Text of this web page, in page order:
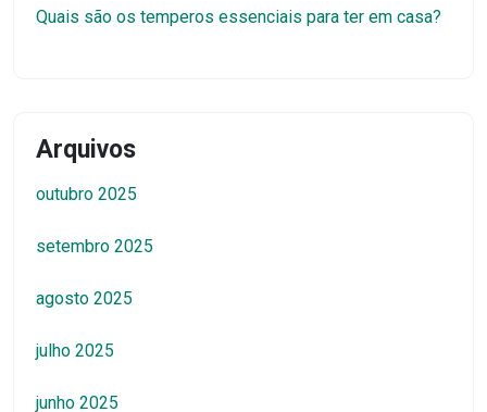
Quais são os temperos essenciais para ter em casa?
Arquivos
outubro 2025
setembro 2025
agosto 2025
julho 2025
junho 2025